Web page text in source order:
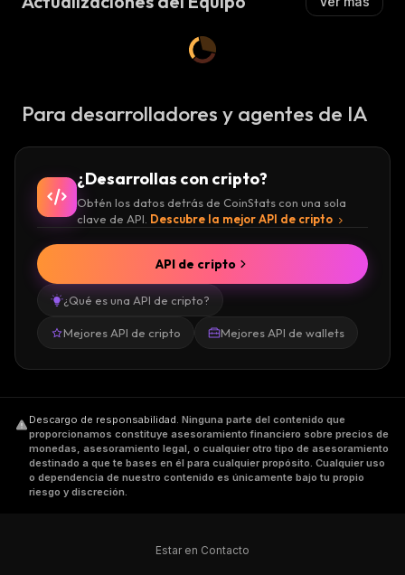
Para desarrolladores y agentes de IA
¿Desarrollas con cripto?
Obtén los datos detrás de CoinStats con una sola
clave de API. Descubre la mejor API de cripto
¿Qué es una API de cripto?
Mejores API de cripto Mejores API de wallets
API de cripto
Descargo de responsabilidad. Ninguna parte del contenido que
proporcionamos constituye asesoramiento financiero sobre precios de
monedas, asesoramiento legal, o cualquier otro tipo de asesoramiento
destinado a que te bases en él para cualquier propósito. Cualquier uso
o dependencia de nuestro contenido es únicamente bajo tu propio
riesgo y discreción.
Estar en Contacto